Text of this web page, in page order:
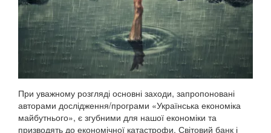
При уважному розгляді основні заходи, запропоновані
авторами дослідження/програми «Українська економіка
майбутнього», є згубними для нашої економіки та
призводять до економічної катастрофи. Світовий банк і